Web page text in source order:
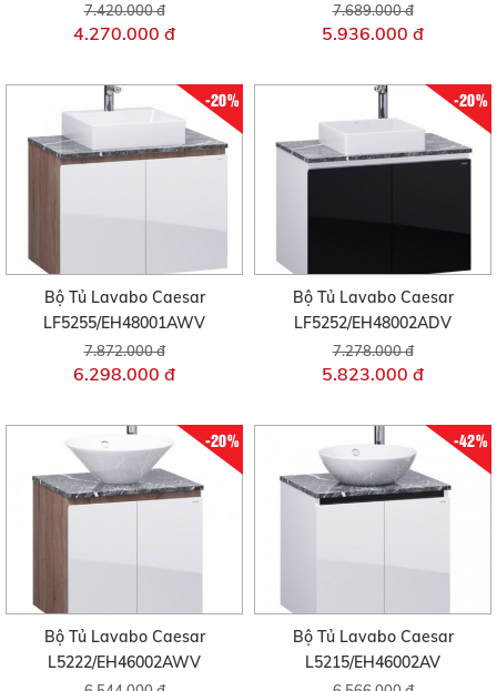
7.420.000 đ
4.270.000 đ
7.689.000 đ
5.936.000 đ
-20%
Bộ Tủ Lavabo Caesar
LF5255/EH48001AWV
7.872.000 đ
6.298.000 đ
-20%
Bộ Tủ Lavabo Caesar
LF5252/EH48002ADV
7.278.000 đ
5.823.000 đ
-20%
Bộ Tủ Lavabo Caesar
L5222/EH46002AWV
-42%
Bộ Tủ Lavabo Caesar
L5215/EH46002AV